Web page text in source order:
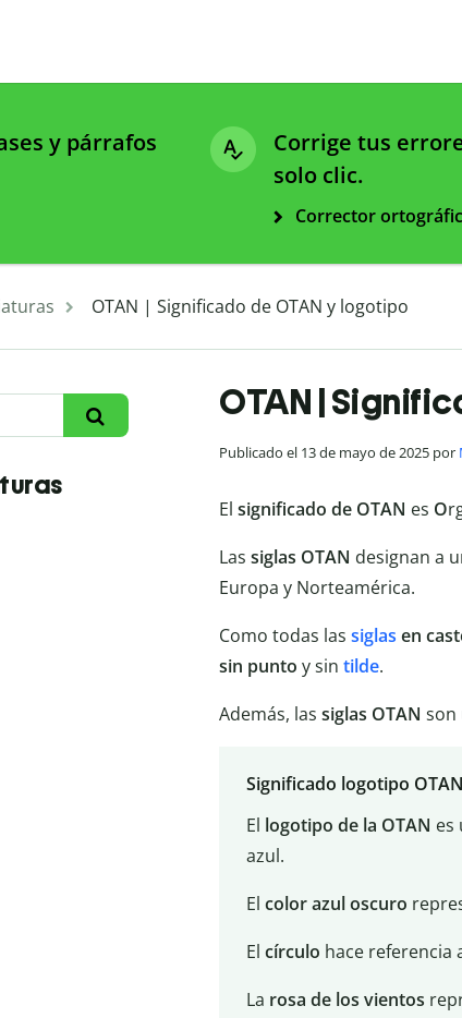
y párrafos
Corrige tus
solo clic.
Corrector
OTAN | Significado de OTAN y logotipo
OTAN |
Publicado el 13 de mayo de 2025 por
El significado de OTAN es O
Las siglas OTAN designan a
Europa y Norteamérica.
Como todas las siglas en
sin punto y sin tilde.
Además, las siglas OTAN son
Significado logotipo OTAN
El logotipo de la OTAN es
azul.
El color azul oscuro
El círculo hace referencia
La rosa de los vientos